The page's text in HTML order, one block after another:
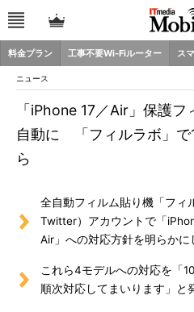
料金プラン 工事不要Wi-Fiルーター ス
ニュース
「iPhone 17／Air」保護フ
自動に 「フィルラボ」で
ら
全自動フィルム貼り機「フィ
Twitter）アカウントで「
Air」への対応方針を明らかに
これら4モデルへの対応を「
順次対応してまいります」と